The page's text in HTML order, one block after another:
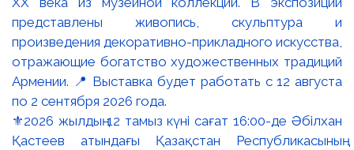
⚜️2026 жылдың 12 тамыз күні сағат 16:00-де Әбілхан
Қастеев атындағы Қазақстан Республикасының